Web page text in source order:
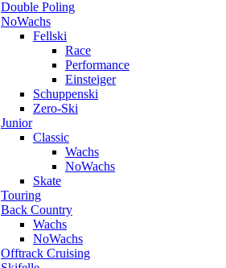
Double Poling
NoWachs
Fellski
Race
Performance
Einsteiger
Schuppenski
Zero-Ski
Junior
Classic
Wachs
NoWachs
Skate
Touring
Back Country
Wachs
NoWachs
Offtrack Cruising